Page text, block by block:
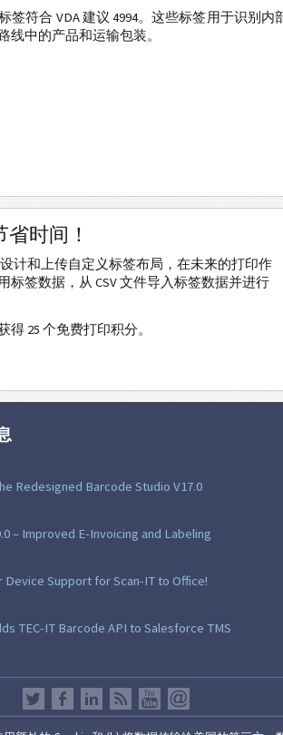
标签符合 VDA 建议 4994。这些标签用于识别内
线中的产品和运输包装。
时间！
计和上传自定义标签布局，在未来的打印作
标签数据，从 CSV 文件导入标签数据并进行
得 25 个免费打印积分。
Redesigned Barcode Studio V17.0
– Improved E-Invoicing and Labeling
Device Support for Scan-IT to Office!
TEC-IT Barcode API to Salesforce TMS